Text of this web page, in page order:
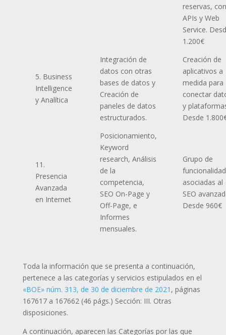
reservas, con
APIs y Web
Service.
1.200€
5. Business
Intelligence
y Analítica
Integración de
datos con otras
bases de datos y
Creación de
paneles de datos
estructurados.
Creación de
aplicativos a
medida para
conectar
y
Desde
11.
Presencia
Avanzada
en Internet
Posicionamiento,
Keyword
research, Análisis
de la
competencia,
SEO On-Page y
Off-Page, e
Informes
mensuales.
Grupo de
asociadas al
SEO
Desde 960€
Toda la información que se presenta a continuación,
pertenece a las categorías y servicios estipulados en el
«BOE» núm. 313, de 30 de diciembre de 2021 , páginas
167617 a 167662 (46 págs.) Sección: III. Otras
disposiciones.
A continuación, aparecen las Categorías por las que